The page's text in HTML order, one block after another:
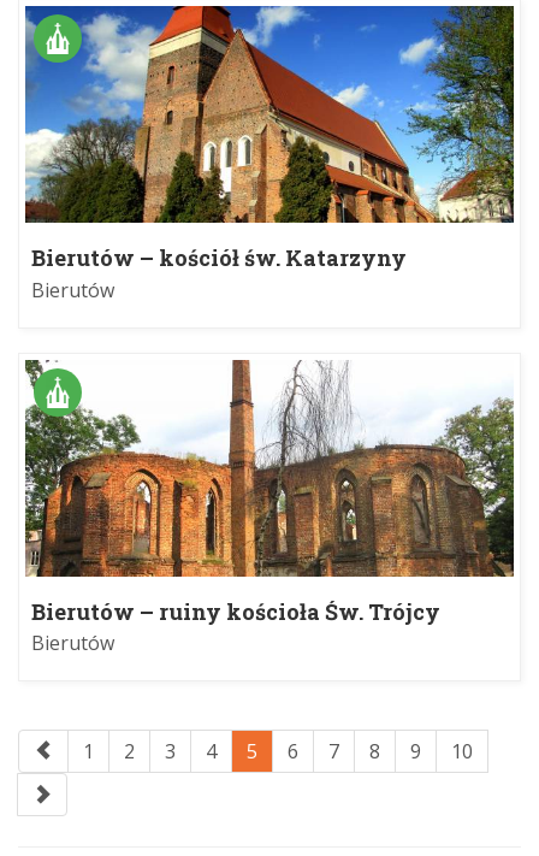
Bierutów – kościół św. Katarzyny
Bierutów
Bierutów – ruiny kościoła Św. Trójcy
Bierutów
1 2 3 4 5 6 7 8 9 10